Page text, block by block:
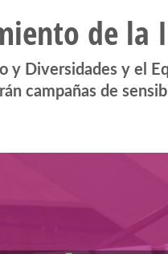
de la
y Diversidades y el
campañas de